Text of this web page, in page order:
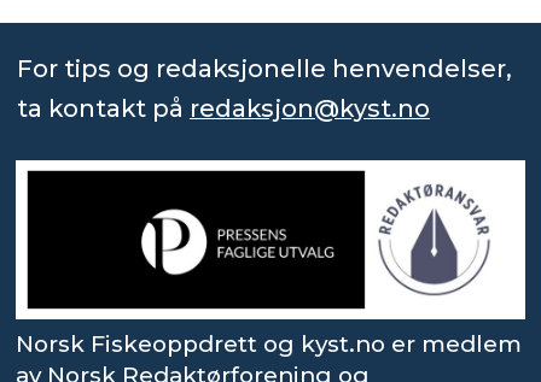
For tips og redaksjonelle henvendelser,
ta kontakt på redaksjon@kyst.no
Norsk Fiskeoppdrett og kyst.no er medlem
av Norsk Redaktørforening og